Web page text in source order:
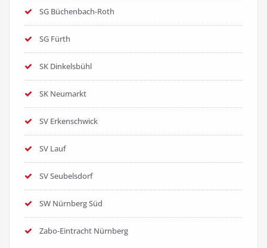
SG Büchenbach-Roth
SG Fürth
SK Dinkelsbühl
SK Neumarkt
SV Erkenschwick
SV Lauf
SV Seubelsdorf
SW Nürnberg Süd
Zabo-Eintracht Nürnberg